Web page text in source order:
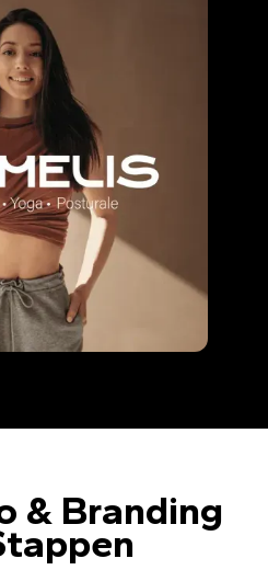
& Branding